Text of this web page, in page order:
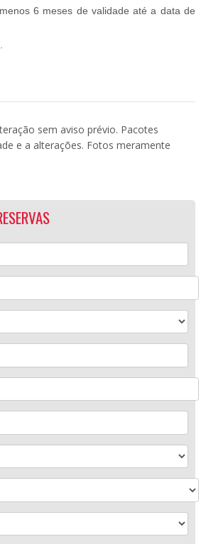
6 meses de validade até a data de
sem aviso prévio. Pacotes
e a alterações. Fotos meramente